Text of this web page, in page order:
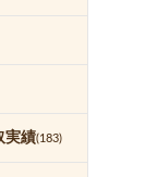
実績(183)